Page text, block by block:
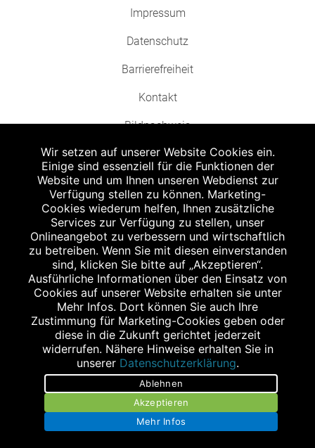
Impressum
Datenschutz
Barrierefreiheit
Kontakt
Bildnachweis
Abgabe in haushaltsüblichen Mengen, solange der Vorrat reicht. Für Druck-
und Satzfehler keine Haftung.
Zu Risiken und Nebenwirkungen lesen Sie die Packungsbeilage und fragen
Sie Ihren Arzt oder Apotheker.
Angabe nach der deutschen Arzneimitteltaxe Apothekenerstattungspreis
(AEP). Der AEP ist keine unverbindliche Preisempfehlung der Hersteller. Der
AEP ist ein von den Apotheken in Ansatz gebrachter Preis für rezeptfreie
Arzneimittel. Er entspricht in der Höhe dem für Apotheken verbindlichen
Abgabepreis, zu dem eine Apotheke in bestimmten Fällen (z.B. bei Kindern
unter 12 Jahren) das Produkt mit der gesetzlichen Krankenversicherung
abrechnet. Der AEP ist der allgemeine Erstattungspreis im Falle einer
Kostenübernahme durch die gesetzlichen Krankenkassen, vor Abzug eines
Zwangsrabattes (zur Zeit 5%) nach §130 Abs. 1 SGB V.
Unverbindliche Preisempfehlung des Herstellers (UVP).
powered by apovena.de
Wir setzen auf unserer Website Cookies ein.
Einige sind essenziell für die Funktionen der
Website und um Ihnen unseren Webdienst zur
Verfügung stellen zu können. Marketing-
Cookies wiederum helfen, Ihnen zusätzliche
Services zur Verfügung zu stellen, unser
Onlineangebot zu verbessern und wirtschaftlich
zu betreiben. Wenn Sie mit diesen einverstanden
sind, klicken Sie bitte auf „Akzeptieren“.
Ausführliche Informationen über den Einsatz von
Cookies auf unserer Website erhalten sie unter
Mehr Infos. Dort können Sie auch Ihre
Zustimmung für Marketing-Cookies geben oder
diese in die Zukunft gerichtet jederzeit
widerrufen. Nähere Hinweise erhalten Sie in
unserer Datenschutzerklärung.
Ablehnen
Akzeptieren
Mehr Infos